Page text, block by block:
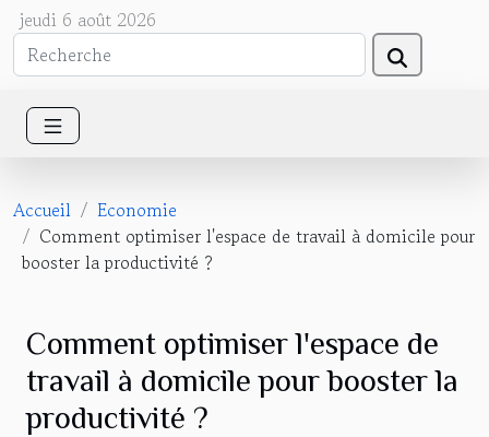
jeudi 6 août 2026
Accueil
Economie
Comment optimiser l'espace de travail à domicile pour
booster la productivité ?
Comment optimiser l'espace de
travail à domicile pour booster la
productivité ?